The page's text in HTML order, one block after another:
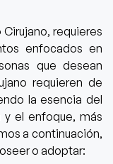
Cirujano, requieres
enfocados en
que desean
requieren de
la esencia del
y el enfoque, más
a continuación,
o adoptar: